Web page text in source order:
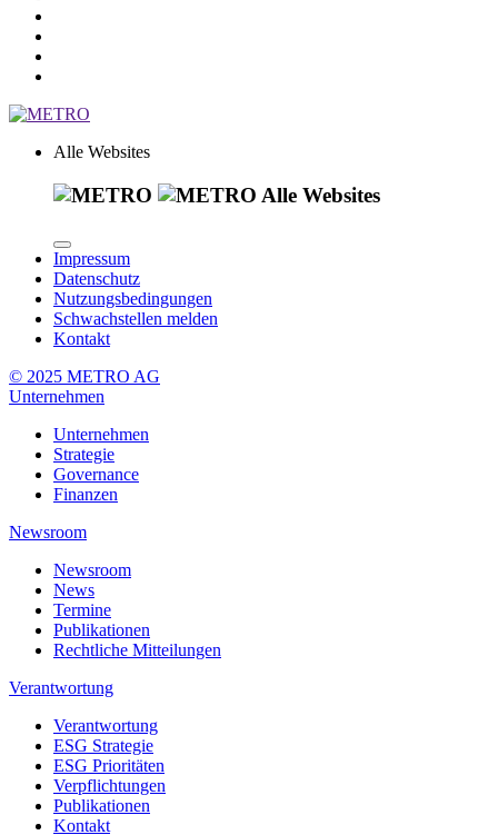
Alle Websites
Alle Websites
Impressum
Datenschutz
Nutzungsbedingungen
Schwachstellen melden
Kontakt
© 2025 METRO AG
Unternehmen
Unternehmen
Strategie
Governance
Finanzen
Newsroom
Newsroom
News
Termine
Publikationen
Rechtliche Mitteilungen
Verantwortung
Verantwortung
ESG Strategie
ESG Prioritäten
Verpflichtungen
Publikationen
Kontakt